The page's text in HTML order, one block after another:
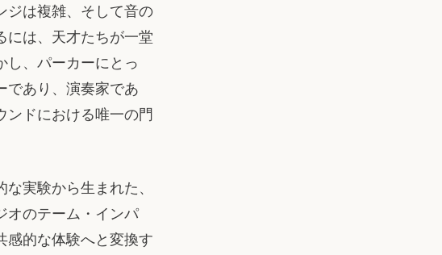
ジは複雑、そして音の
には、天才たちが一堂
し、パーカーにとっ
であり、演奏家であ
ンドにおける唯一の門
実験から生まれた、
オのテーム・インパ
感的な体験へと変換す